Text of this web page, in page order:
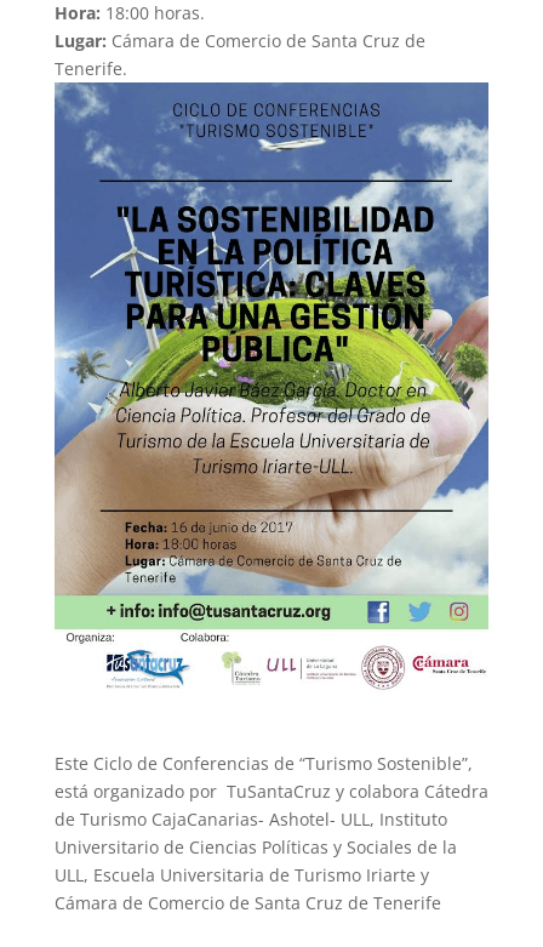
Hora: 18:00 horas.
Lugar: Cámara de Comercio de Santa Cruz de
Tenerife.
Este Ciclo de Conferencias de “Turismo Sostenible”,
está organizado por TuSantaCruz y colabora Cátedra
de Turismo CajaCanarias- Ashotel- ULL, Instituto
Universitario de Ciencias Políticas y Sociales de la
ULL, Escuela Universitaria de Turismo Iriarte y
Cámara de Comercio de Santa Cruz de Tenerife